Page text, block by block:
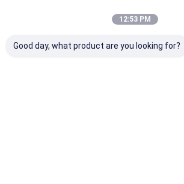
Haining Huanan New Material Technology
Reserved.
12:53 PM
Good day, what product are you looking for?